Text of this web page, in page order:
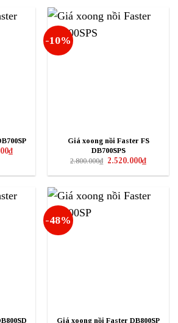
₫Giá
hiện
-10%
Giá xoong nồi Faster FS
DB700SPS
2.800.000₫ Giá
là:
2.520.000₫Giá
hiện
tại
-48%
Giá xoong nồi Faster DB800SP